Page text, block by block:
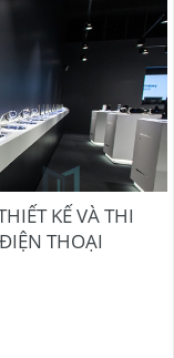
KẾ VÀ THI
THOẠI